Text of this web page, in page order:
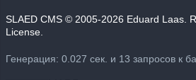
SLAED CMS © 2005-2026 Eduard Laas.
License.
Генерация: 0.027 сек. и 13 запросов к